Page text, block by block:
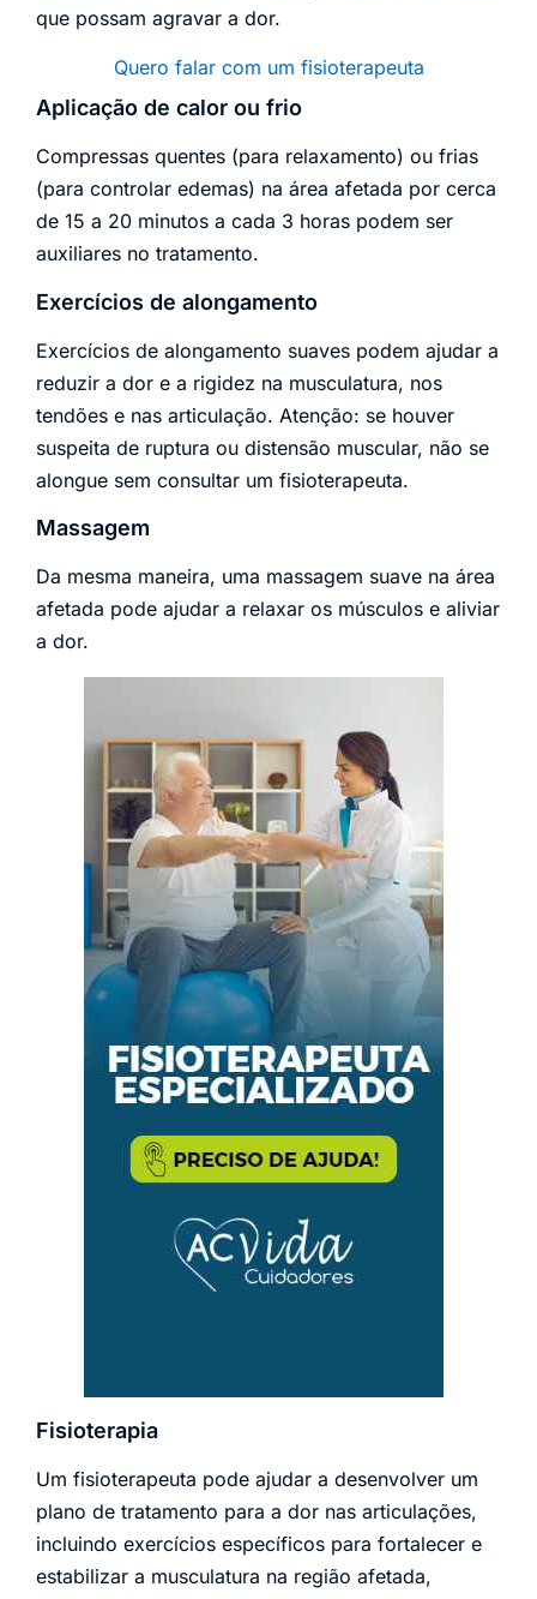
que possam agravar a dor.
Quero falar com um fisioterapeuta
Aplicação de calor ou frio
Compressas quentes (para relaxamento) ou frias
(para controlar edemas) na área afetada por cerca
de 15 a 20 minutos a cada 3 horas podem ser
auxiliares no tratamento.
Exercícios de alongamento
Exercícios de alongamento suaves podem ajudar a
reduzir a dor e a rigidez na musculatura, nos
tendões e nas articulação. Atenção: se houver
suspeita de ruptura ou distensão muscular, não se
alongue sem consultar um fisioterapeuta.
Massagem
Da mesma maneira, uma massagem suave na área
afetada pode ajudar a relaxar os músculos e aliviar
a dor.
Fisioterapia
Um fisioterapeuta pode ajudar a desenvolver um
plano de tratamento para a dor nas articulações,
incluindo exercícios específicos para fortalecer e
estabilizar a musculatura na região afetada,